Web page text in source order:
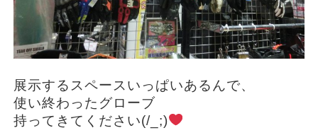
展示するスペースいっぱいあるんで、
使い終わったグローブ
持ってきてください(/_;)